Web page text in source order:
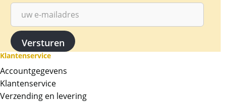
Klantenservice
Accountgegevens
Klantenservice
Verzending en levering